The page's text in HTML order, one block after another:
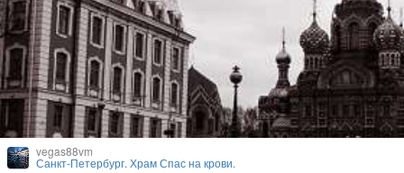
vegas88vm
Санкт-Петербург. Храм Спас на крови.